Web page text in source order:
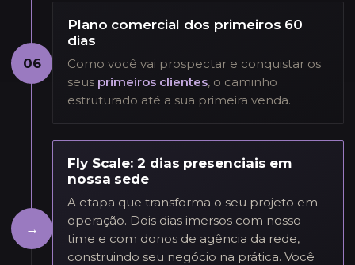
06
Plano comercial dos primeiros 60
dias
Como você vai prospectar e conquistar os
seus primeiros clientes, o caminho
estruturado até a sua primeira venda.
→
Fly Scale: 2 dias presenciais em
nossa sede
A etapa que transforma o seu projeto em
operação. Dois dias imersos com nosso
time e com donos de agência da rede,
construindo seu negócio na prática. Você